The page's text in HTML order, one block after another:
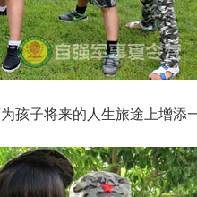
孩子将来的人生旅途上增